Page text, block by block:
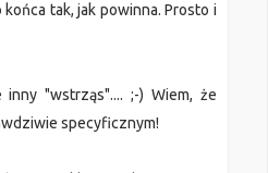
tak, jak powinna. Prosto i
"wstrząs".... ;-) Wiem, że
specyficznym!